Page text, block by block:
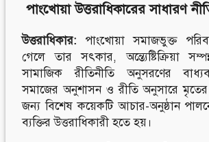
পাংখোয়া উত্তরাধিকারের সাধারণ
উত্তরাধিকার: পাংখোয়া সমাজভুক্ত
গেলে তার সৎকার, অন্ত্যেষ্টিক্রিয়া
সামাজিক রীতিনীতি অনুসরণের
সমাজের অনুশাসন ও রীতি অনুসারে
জন্য বিশেষ কয়েকটি আচার-অনুষ্ঠান
ব্যক্তির উত্তরাধিকারী হতে হয়।